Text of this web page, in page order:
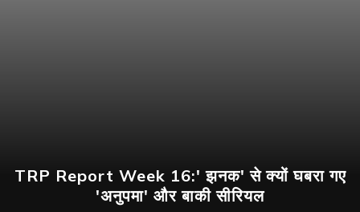
TRP Report Week 16:' झनक' से क्यों घबरा गए
'अनुपमा' और बाकी सीरियल